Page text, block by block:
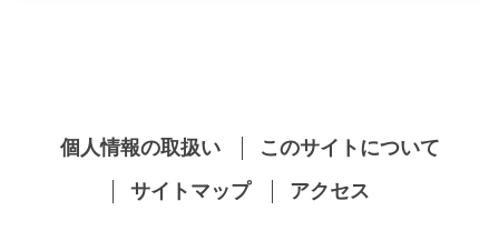
個人情報の取扱い
このサイトについて
サイトマップ
アクセス